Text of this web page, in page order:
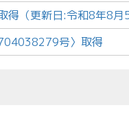
（更新日:令和8年8月5
号〉取得